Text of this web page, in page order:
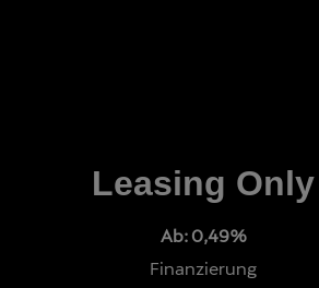
Leasing Only
Ab: 0,49%
Finanzierung